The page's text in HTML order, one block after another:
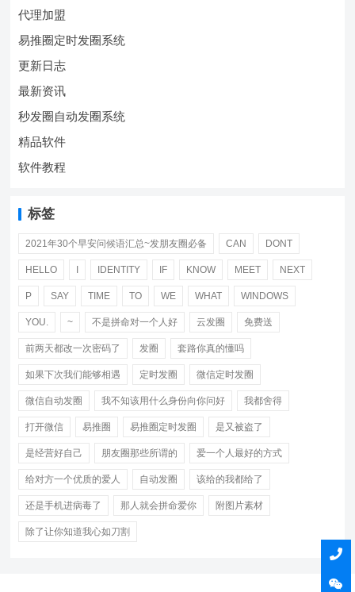
代理加盟
易推圈定时发圈系统
更新日志
最新资讯
秒发圈自动发圈系统
精品软件
软件教程
标签
2021年30个早安问候语汇总~发朋友圈必备 CAN DONT
HELLO IDENTITY IF KNOW MEET NEXT
P SAY TIME TO WE WHAT WINDOWS
YOU. ~ 不是拼命对一个人好 云发圈 免费送
前两天都改一次密码了 发圈 套路你真的懂吗
如果下次我们能够相遇 定时发圈 微信定时发圈
微信自动发圈 我不知该用什么身份向你问好 我都舍得
打开微信 易推圈 易推圈定时发圈 是又被盗了
是经营好自己 朋友圈那些所谓的 爱一个人最好的方式
给对方一个优质的爱人 自动发圈 该给的我都给了
还是手机进病毒了 那人就会拼命爱你 附图片素材
除了让你知道我心如刀割